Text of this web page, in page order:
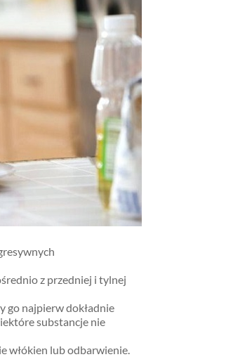
z przedniej i tylnej
go najpierw dokładnie
substancje nie
włókien lub odbarwienie.